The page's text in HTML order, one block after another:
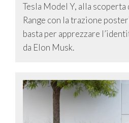
Tesla Model Y, alla scoperta
Range con la trazione
basta per apprezzare
da Elon Musk.